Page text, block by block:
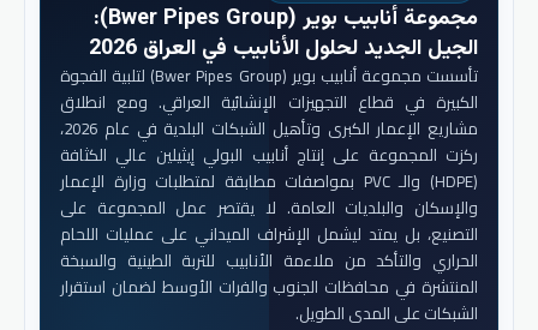
مجموعة أنابيب بوير (Bwer Pipes Group)
:
الجيل الجديد لحلول الأنابيب في العراق 2026
تأسست مجموعة أنابيب بوير (Bwer Pipes Group) لتلبية الفجوة
الكبيرة في قطاع التجهيزات الإنشائية العراقي. ومع انطلاق
مشاريع الإعمار الكبرى وتأهيل الشبكات البلدية في عام 2026،
ركزت المجموعة على إنتاج أنابيب البولي إيثيلين عالي الكثافة
(HDPE) والـ PVC بمواصفات مطابقة لمتطلبات وزارة الإعمار
والإسكان والبلديات العامة. لا يقتصر عمل المجموعة على
التصنيع، بل يمتد ليشمل الإشراف الميداني على عمليات اللحام
الحراري والتأكد من ملاءمة الأنابيب للتربة الطينية والسبخة
المنتشرة في محافظات الجنوب والفرات الأوسط لضمان استقرار
الشبكات على المدى الطويل.